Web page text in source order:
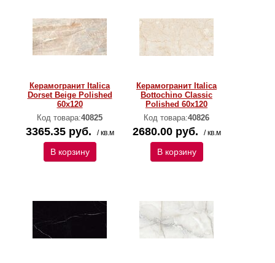
Керамогранит Italica
Dorset Beige Polished
60х120
Код товара:40825
3365.35 руб. / кв.м
В корзину
Керамогранит Italica
Bottochino Classic
Polished 60х120
Код товара:40826
2680.00 руб. / кв.м
В корзину